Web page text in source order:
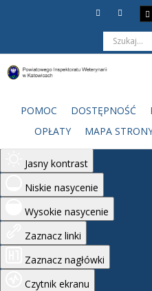
Monochromatyczny
Ciemny kontrast
Jasny kontrast
Niskie nasycenie
Wysokie nasycenie
Zaznacz linki
Zaznacz nagłówki
Czytnik ekranu
POMOC DOSTĘPNOŚĆ
OPŁATY
MAPA